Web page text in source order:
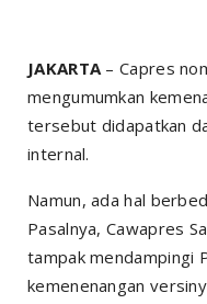
JAKARTA – Capres
mengumumkan
tersebut didapatkan
internal.
Namun, ada hal
Pasalnya, Cawapres
tampak mendampingi
kemenenangan